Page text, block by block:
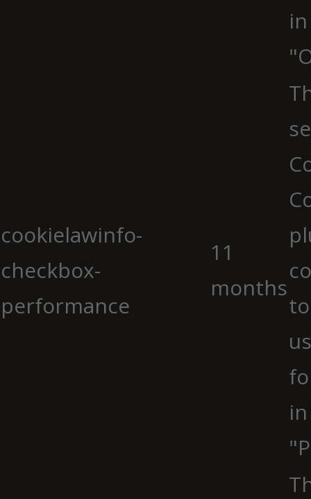
cookielawinfo-
checkbox-
performance
11
months